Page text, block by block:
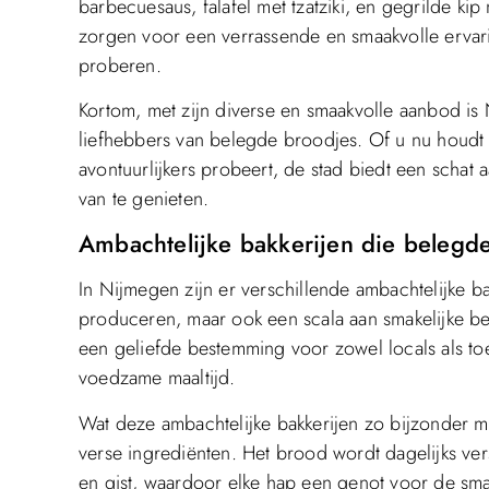
barbecuesaus, falafel met tzatziki, en gegrilde
zorgen voor een verrassende en smaakvolle
proberen.
Kortom, met zijn diverse en smaakvolle aanbod
liefhebbers van belegde broodjes. Of u nu
avontuurlijkers probeert, de stad biedt een schat
van te genieten.
Ambachtelijke bakkerijen die
In Nijmegen zijn er verschillende ambachtelijke
produceren, maar ook een scala aan smakelijke
een geliefde bestemming voor zowel locals als
voedzame maaltijd.
Wat deze ambachtelijke bakkerijen zo bijzonder
verse ingrediënten. Het brood wordt dagelijks
en gist, waardoor elke hap een genot voor de